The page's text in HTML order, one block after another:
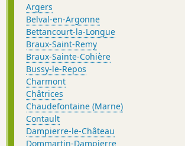
Argers
Belval-en-Argonne
Bettancourt-la-Longue
Braux-Saint-Remy
Braux-Sainte-Cohière
Bussy-le-Repos
Charmont
Châtrices
Chaudefontaine (Marne)
Contault
Dampierre-le-Château
Dommartin-Dampierre